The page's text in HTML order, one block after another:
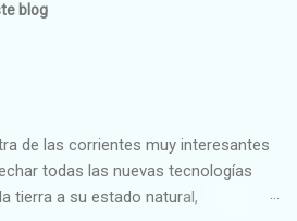
blog
de las corrientes muy interesantes
todas las nuevas tecnologías
tierra a su estado natural,